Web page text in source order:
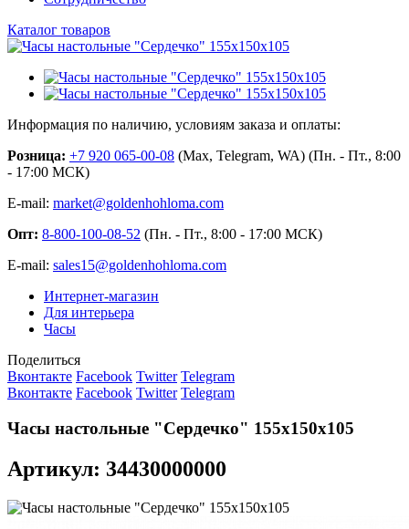
Каталог товаров
Информация по наличию, условиям заказа и оплаты:
Розница: +7 920 065-00-08 (Max, Telegram, WA) (Пн. - Пт., 8:00
- 17:00 МСК)
E-mail: market@goldenhohloma.com
Опт: 8-800-100-08-52 (Пн. - Пт., 8:00 - 17:00 МСК)
E-mail: sales15@goldenhohloma.com
Интернет-магазин
Для интерьера
Часы
Поделиться
Вконтакте Facebook Twitter Telegram
Вконтакте Facebook Twitter Telegram
Часы настольные "Сердечко" 155х150х105
Артикул: 34430000000